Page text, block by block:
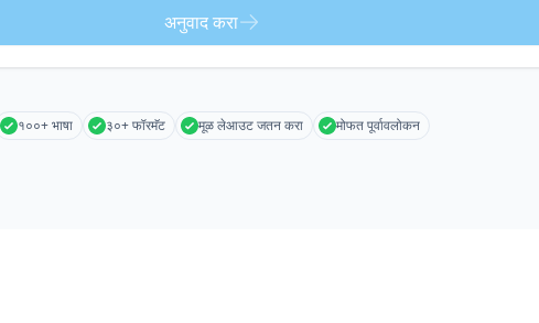
अनुवाद करा
१००+ भाषा ३०+ फॉरमॅट मूळ लेआउट जतन करा मोफत पूर्वावलोकन